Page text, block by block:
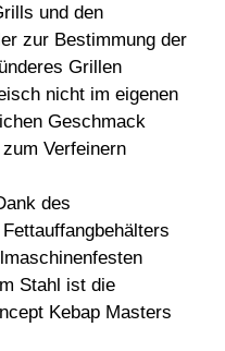
und den
zur Bestimmung der
Grillen
nicht im eigenen
Geschmack
Verfeinern
des
Stahl ist die
Kebap Masters